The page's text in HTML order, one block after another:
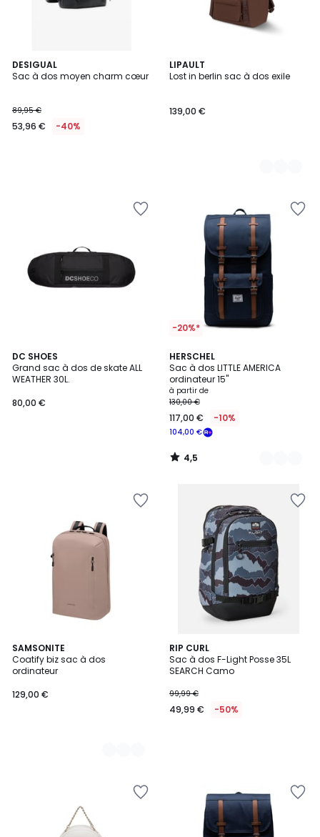
DESIGUAL
Sac à dos moyen charm cœur
89,95 €
53,96 € -40%
LIPAULT
Lost in berlin sac à dos exile
139,00 €
2
Couleurs
DC SHOES
Grand sac à dos de skate ALL
WEATHER 30L.
80,00 €
-20%*
HERSCHEL
Sac à dos LITTLE AMERICA
ordinateur 15''
à partir de
104,00 €
130,00 €
117,00 € -10%
4,5
/ 5
5
Couleurs
4,5
/
SAMSONITE
Coatify biz sac à dos
ordinateur
129,00 €
4
Couleurs
RIP CURL
Sac à dos F-Light Posse 35L
SEARCH Camo
99,99 €
49,99 € -50%